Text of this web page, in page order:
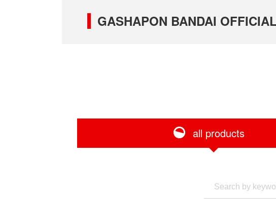
GASHAPON BANDAI
all products